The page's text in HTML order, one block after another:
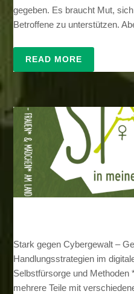
gegeben. Es braucht Mut,
Betroffene zu unterstützen.
READ MORE
Stark gegen Cybergewalt –
Handlungsstrategien im
Selbstfürsorge und Methoden
mehrere Teile mit